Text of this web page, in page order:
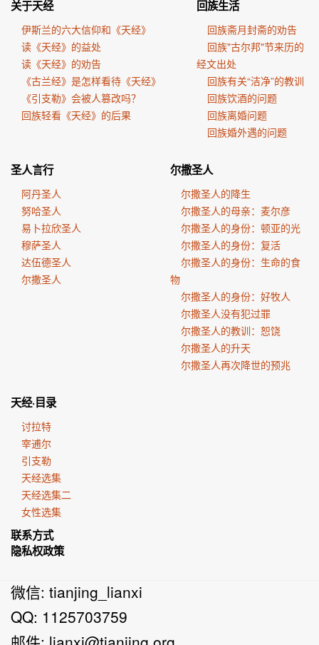
关于天经
伊斯兰的六大信仰和《天经》
读《天经》的益处
读《天经》的劝告
《古兰经》是怎样看待《天经》
《引支勒》会被人篡改吗？
回族轻看《天经》的后果
回族生活
回族斋月封斋的劝告
回族"古尔邦"节来历的
经文出处
回族有关“洁净”的教训
回族饮酒的问题
回族离婚问题
回族婚外遇的问题
圣人言行
阿丹圣人
努哈圣人
易卜拉欣圣人
穆萨圣人
达伍德圣人
尔撒圣人
尔撒圣人
尔撒圣人的降生
尔撒圣人的母亲：麦尔彦
尔撒圣人的身份：顿亚的光
尔撒圣人的身份：复活
尔撒圣人的身份：生命的食
物
尔撒圣人的身份：好牧人
尔撒圣人没有犯过罪
尔撒圣人的教训：恕饶
尔撒圣人的升天
尔撒圣人再次降世的预兆
天经·目录
讨拉特
宰逋尔
引支勒
天经选集
天经选集二
女性选集
联系方式
隐私权政策
微信: tianjing_lianxi
QQ: 1125703759